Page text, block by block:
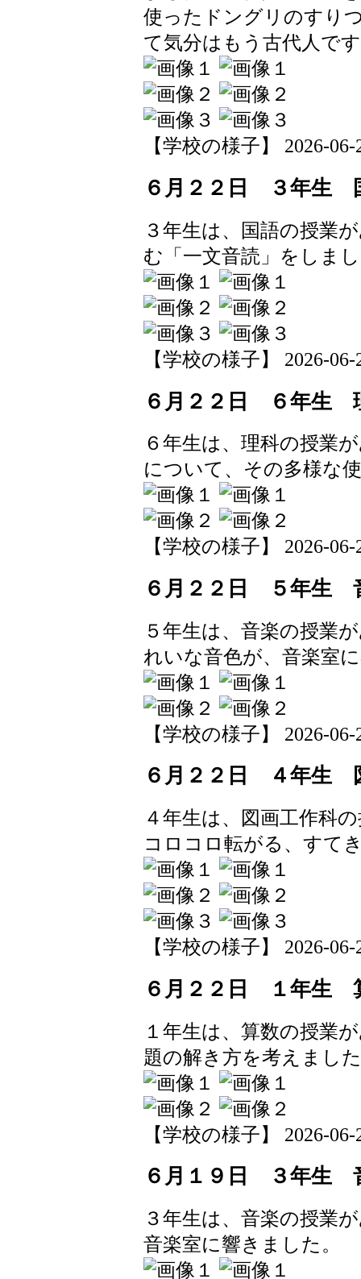
使ったドングリのすり
て気分はもう古代人で
【学校の様子】 2026-
６月２２日 ３年生
３年生は、国語の授業
む「一文音読」をしま
【学校の様子】 2026-
６月２２日 ６年生
６年生は、理科の授業
について、その多様な
【学校の様子】 2026-
６月２２日 ５年生
５年生は、音楽の授業
れいな音色が、音楽室
【学校の様子】 2026-
６月２２日 ４年生
４年生は、図画工作科
コロコロ転がる、すて
【学校の様子】 2026-
６月２２日 １年生
１年生は、算数の授業
題の解き方を考えまし
【学校の様子】 2026-
６月１９日 ３年生
３年生は、音楽の授業
音楽室に響きました。